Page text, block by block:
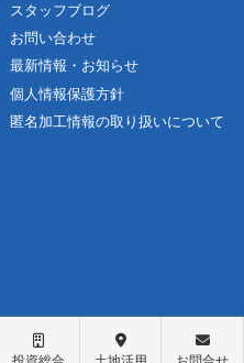
スタッフブログ
お問い合わせ
最新情報・お知らせ
個人情報保護方針
匿名加工情報の取り扱いについて